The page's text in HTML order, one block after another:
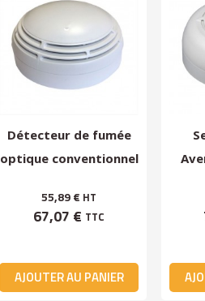
Détecteur de fumée
optique conventionnel
55,89 € HT
67,07 € TTC
AJOUTER AU PANIER